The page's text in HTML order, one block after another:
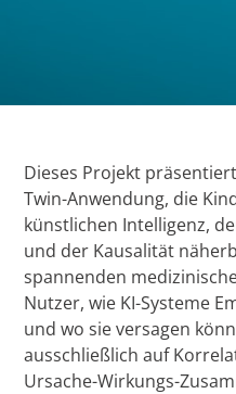
Dieses Projekt
Twin-Anwendung, die
künstlichen Intelligenz,
und der Kausalität
spannenden
Nutzer, wie KI-Systeme
und wo sie versagen
ausschließlich auf
Ursache-Wirkungs-